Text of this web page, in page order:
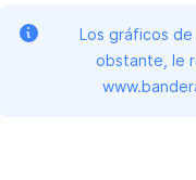
Los gráficos
obstante, le